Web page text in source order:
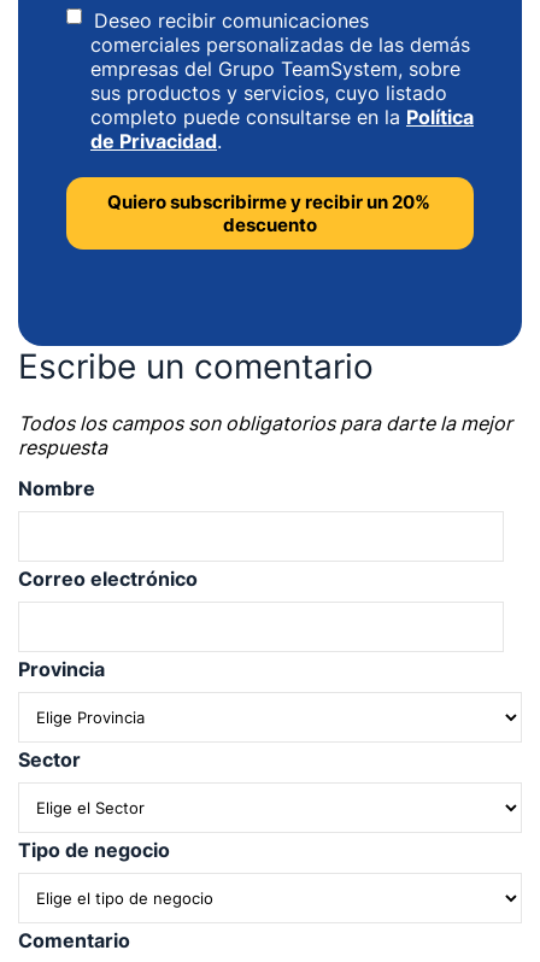
Deseo recibir comunicaciones
comerciales personalizadas de las demás
empresas del Grupo TeamSystem, sobre
sus productos y servicios, cuyo listado
completo puede consultarse en la Política
de Privacidad.
Escribe un comentario
Todos los campos son obligatorios para darte la mejor
respuesta
Nombre
Correo electrónico
Provincia
Sector
Tipo de negocio
Comentario